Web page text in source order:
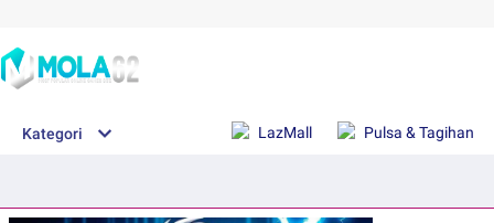
Kategori LazMall Pulsa & Tagihan